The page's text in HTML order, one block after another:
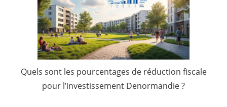
Quels sont les pourcentages de réduction fiscale
pour l’investissement Denormandie ?